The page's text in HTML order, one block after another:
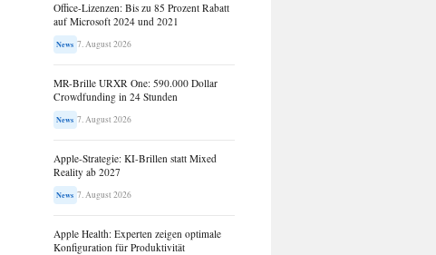
Office-Lizenzen: Bis zu 85 Prozent Rabatt
auf Microsoft 2024 und 2021
News 7. August 2026
MR-Brille URXR One: 590.000 Dollar
Crowdfunding in 24 Stunden
News 7. August 2026
Apple-Strategie: KI-Brillen statt Mixed
Reality ab 2027
News 7. August 2026
Apple Health: Experten zeigen optimale
Konfiguration für Produktivität